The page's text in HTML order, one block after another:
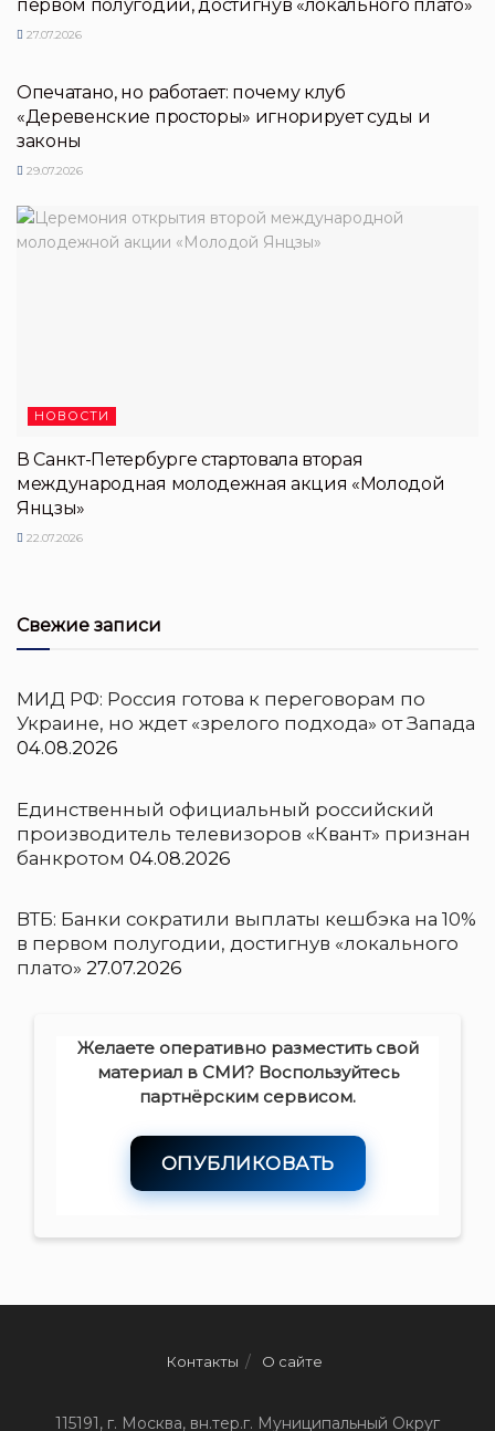
первом полугодии, достигнув «локального плато»
27.07.2026
Опечатано, но работает: почему клуб
«Деревенские просторы» игнорирует суды и
законы
29.07.2026
НОВОСТИ
В Санкт-Петербурге стартовала вторая
международная молодежная акция «Молодой
Янцзы»
22.07.2026
Свежие записи
МИД РФ: Россия готова к переговорам по
Украине, но ждет «зрелого подхода» от Запада
04.08.2026
Единственный официальный российский
производитель телевизоров «Квант» признан
банкротом 04.08.2026
ВТБ: Банки сократили выплаты кешбэка на 10%
в первом полугодии, достигнув «локального
плато» 27.07.2026
Желаете оперативно разместить свой
материал в СМИ? Воспользуйтесь
партнёрским сервисом.
ОПУБЛИКОВАТЬ
Контакты О сайте
115191, г. Москва, вн.тер.г. Муниципальный Округ